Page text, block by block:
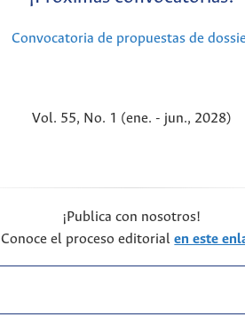
Convocatoria de propuestas de
Vol. 55, No. 1 (ene. - jun., 2028)
¡Publica con nosotros!
Conoce el proceso editorialen este